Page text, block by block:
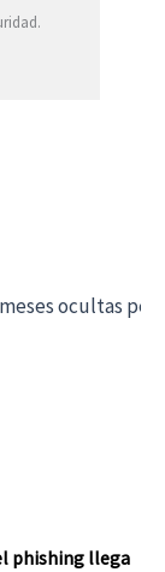
ocultas
phishing llega